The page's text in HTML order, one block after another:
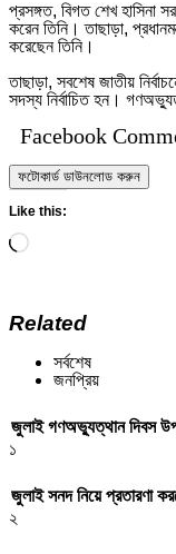
প্রসঙ্গত, বিগত শেখ হাসিনা
করেন তিনি। তাছাড়া,
করেছেন তিনি।
তাছাড়া, সবশেষ জাতীয়
সদস্য নির্বাচিত হন।
Facebook
ফটোকার্ড ডাউনলোড করুন
Like this:
Loading…
Related
সর্বশেষ
জনপ্রিয়
জুলাই গণঅভ্যুত্থান দিবস
১
জুলাই সনদ নিয়ে প্রতারণা
২